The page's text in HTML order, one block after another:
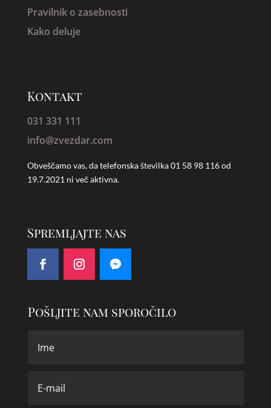
Pravilnik o zasebnosti
Kako deluje
Kontakt
031 331 111
info@zvezdar.com
Obveščamo vas, da telefonska številka01 58 98 116 od
19.7.2021 ni več aktivna.
Spremljajte nas
Pošljite nam sporočilo